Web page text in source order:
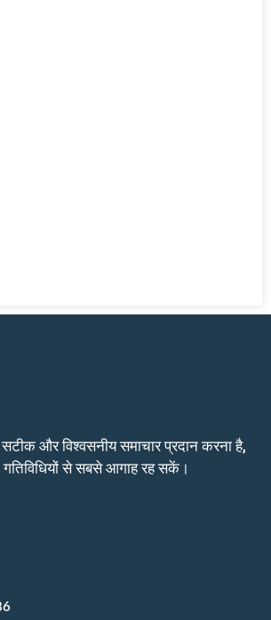
सटीक और विश्वसनीय समाचार प्रदान करना है,
से सबसे आगाह रह सकें।